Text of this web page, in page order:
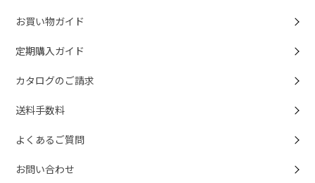
お買い物ガイド
定期購入ガイド
カタログのご請求
送料手数料
よくあるご質問
お問い合わせ